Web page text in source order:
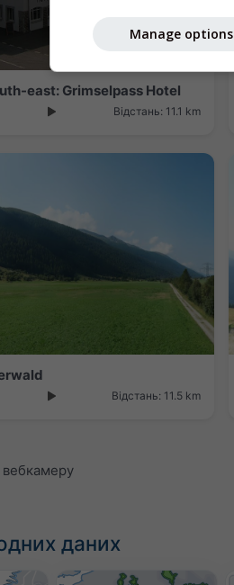
east: Grimselpass Hotel
Відстань: 11.1 km
Відстань: 11.5 km
даних
Manage options